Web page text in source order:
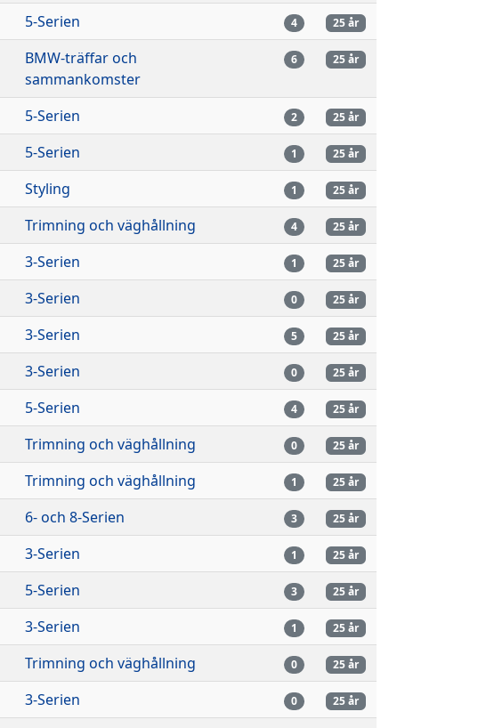
5-Serien 4 25 år
BMW-träffar och
sammankomster
6 25 år
5-Serien 2 25 år
5-Serien 1 25 år
Styling 1 25 år
Trimning och väghållning 4 25 år
3-Serien 1 25 år
3-Serien 0 25 år
3-Serien 5 25 år
3-Serien 0 25 år
5-Serien 4 25 år
Trimning och väghållning 0 25 år
Trimning och väghållning 1 25 år
6- och 8-Serien 3 25 år
3-Serien 1 25 år
5-Serien 3 25 år
3-Serien 1 25 år
Trimning och väghållning 0 25 år
3-Serien 0 25 år